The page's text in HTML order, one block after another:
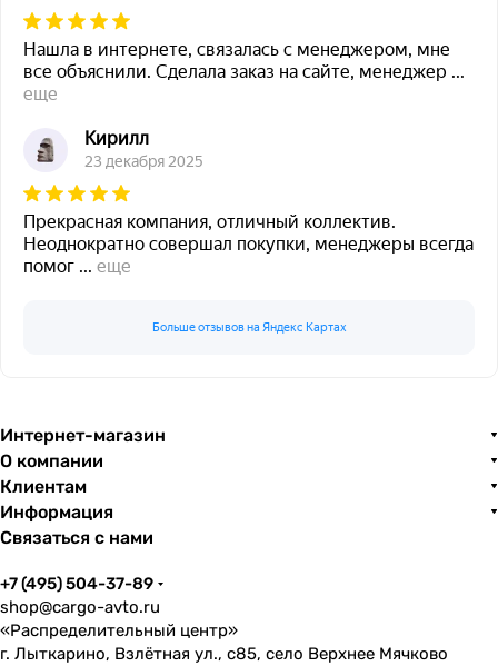
Нашла в интернете, связалась с менеджером, мне
все объяснили. Сделала заказ на сайте, менеджер ...
еще
Кирилл
23 декабря 2025
Прекрасная компания, отличный коллектив.
Неоднократно совершал покупки, менеджеры всегда
помог ... еще
Больше отзывов на Яндекс Картах
Интернет-магазин
О компании
Клиентам
Информация
Связаться с нами
+7 (495) 504-37-89
shop@cargo-avto.ru
«Распределительный центр»
г. Лыткарино, Взлётная ул., с85, село Верхнее Мячково